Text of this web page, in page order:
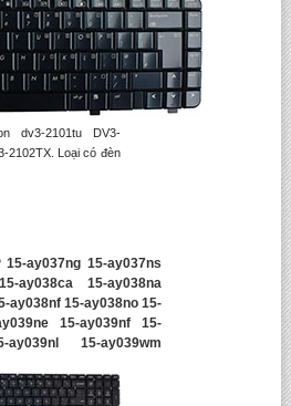
dv3-2101tu DV3-
2102TX. Loại có đèn
ay037ng 15-ay037ns
ay038ca 15-ay038na
ay038nf 15-ay038no 15-
15-ay039nf 15-
15-ay039wm